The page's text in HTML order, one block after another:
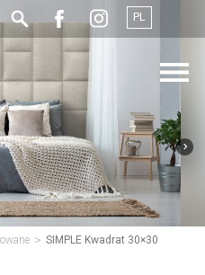
PL
> SIMPLE Kwadrat 30×30